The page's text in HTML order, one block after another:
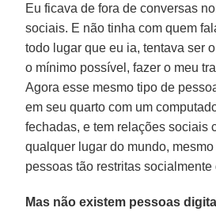
Eu ficava de fora de conversas
sociais. E não tinha com quem
todo lugar que eu ia, tentava ser
o mínimo possível, fazer o meu
Agora esse mesmo tipo de
em seu quarto com um
fechadas, e tem relações sociais
qualquer lugar do mundo,
pessoas tão restritas socialmente
Mas não existem pessoas